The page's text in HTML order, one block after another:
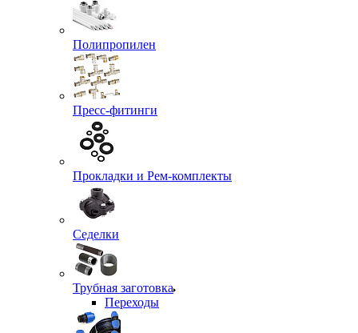
Полипропилен
Пресс-фитинги
Прокладки и Рем-комплекты
Седелки
Трубная заготовка
Переходы